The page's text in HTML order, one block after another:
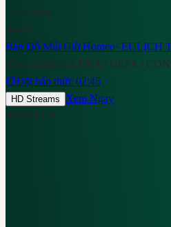
JSTTokyo
04:45
Bản Đồ Múi Giờ Homeo· EULỊCH
Tham chiếu lịch FIFA / UEFA /
⏰Đặt báo thức 02:45
HD Streams
Xem Ngay
01/01/1970